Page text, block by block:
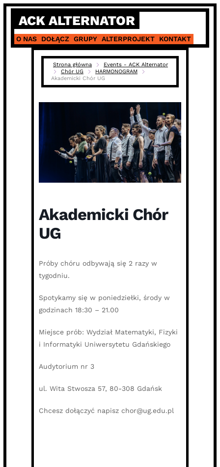
Skip
content
ACK ALTERNATOR
O NAS DOŁĄCZ GRUPY ALTERPROJEKT KONTAKT
Strona główna
Events - ACK Alternator
Chór UG
HARMONOGRAM
Akademicki Chór UG
Akademicki Chór
UG
Próby chóru odbywają się 2 razy w
tygodniu.
Spotykamy się w poniedziełki, środy w
godzinach 18:30 – 21.00
Miejsce prób: Wydział Matematyki, Fizyki
i Informatyki Uniwersytetu Gdańskiego
Audytorium nr 3
ul. Wita Stwosza 57, 80-308 Gdańsk
Chcesz dołączyć napisz chor@ug.edu.pl